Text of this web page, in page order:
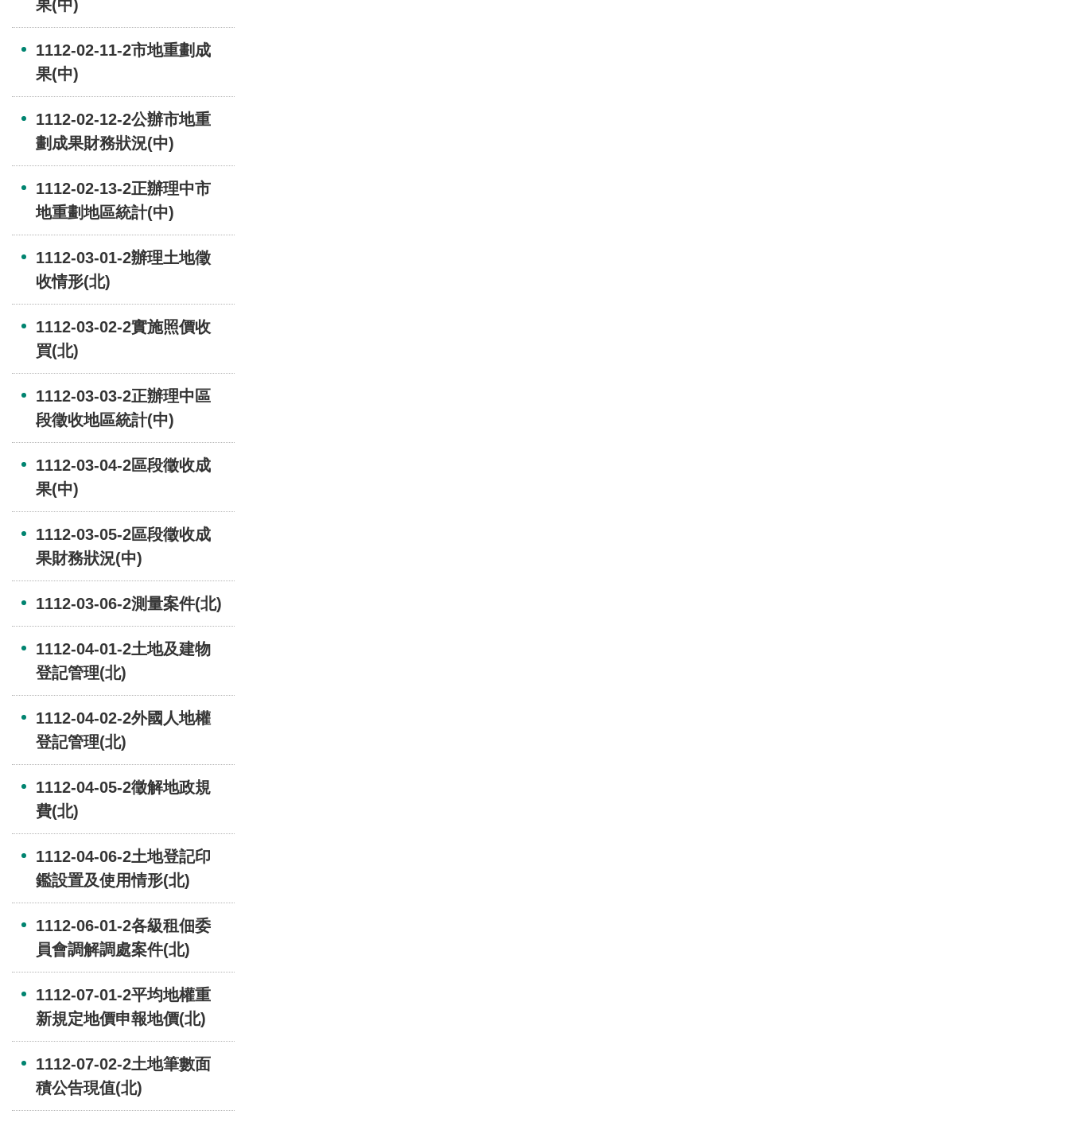
果(中)
1112-02-11-2市地重劃成
果(中)
1112-02-12-2公辦市地重
劃成果財務狀況(中)
1112-02-13-2正辦理中市
地重劃地區統計(中)
1112-03-01-2辦理土地徵
收情形(北)
1112-03-02-2實施照價收
買(北)
1112-03-03-2正辦理中區
段徵收地區統計(中)
1112-03-04-2區段徵收成
果(中)
1112-03-05-2區段徵收成
果財務狀況(中)
1112-03-06-2測量案件(北)
1112-04-01-2土地及建物
登記管理(北)
1112-04-02-2外國人地權
登記管理(北)
1112-04-05-2徵解地政規
費(北)
1112-04-06-2土地登記印
鑑設置及使用情形(北)
1112-06-01-2各級租佃委
員會調解調處案件(北)
1112-07-01-2平均地權重
新規定地價申報地價(北)
1112-07-02-2土地筆數面
積公告現值(北)